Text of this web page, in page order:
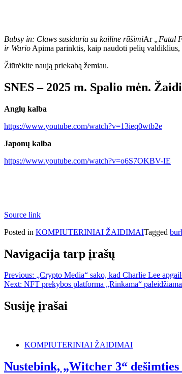
Bubsy in: Claws susiduria su kailine rūšimiAr „Fatal
ir Wario Apima parinktis, kaip naudoti pelių
Žiūrėkite naują priekabą žemiau.
SNES – 2025 m. Spalio mėn.
Anglų kalba
https://www.youtube.com/watch?v=13ieq0wtb2e
Japonų kalba
https://www.youtube.com/watch?v=o6S7OKBV-IE
Source link
Posted in KOMPIUTERINIAI ŽAIDIMAITagged
Navigacija tarp įrašų
Previous: „Crypto Media“ sako, kad Charlie Lee
Next: NFT prekybos platforma „Rinkama“
Susiję įrašai
KOMPIUTERINIAI ŽAIDIMAI
Nustebink, „Witcher 3“